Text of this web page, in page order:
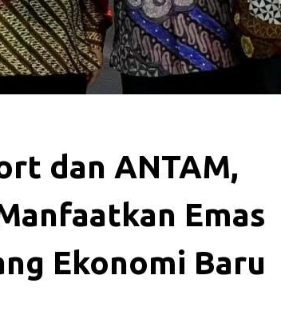
dan ANTAM,
Emas
Ekonomi Baru